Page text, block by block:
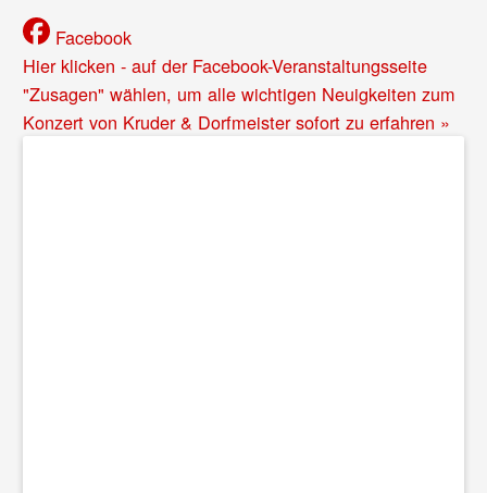
Facebook
Hier klicken - auf der Facebook-Veranstaltungsseite
"Zusagen" wählen, um alle wichtigen Neuigkeiten zum
Konzert von Kruder & Dorfmeister sofort zu erfahren »